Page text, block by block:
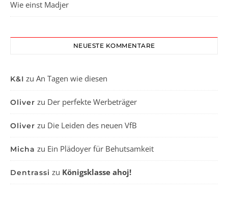
Wie einst Madjer
NEUESTE KOMMENTARE
K&I zu An Tagen wie diesen
Oliver zu Der perfekte Werbeträger
Oliver zu Die Leiden des neuen VfB
Micha zu Ein Plädoyer für Behutsamkeit
Dentrassi zu Königsklasse ahoj!